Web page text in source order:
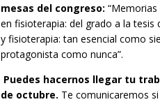
mesas del congreso:
en fisioterapia: del grado a la tesis
y fisioterapia: tan esencial como
protagonista como nunca”.
Puedes hacernos llegar tu
de octubre. Te comunicaremos